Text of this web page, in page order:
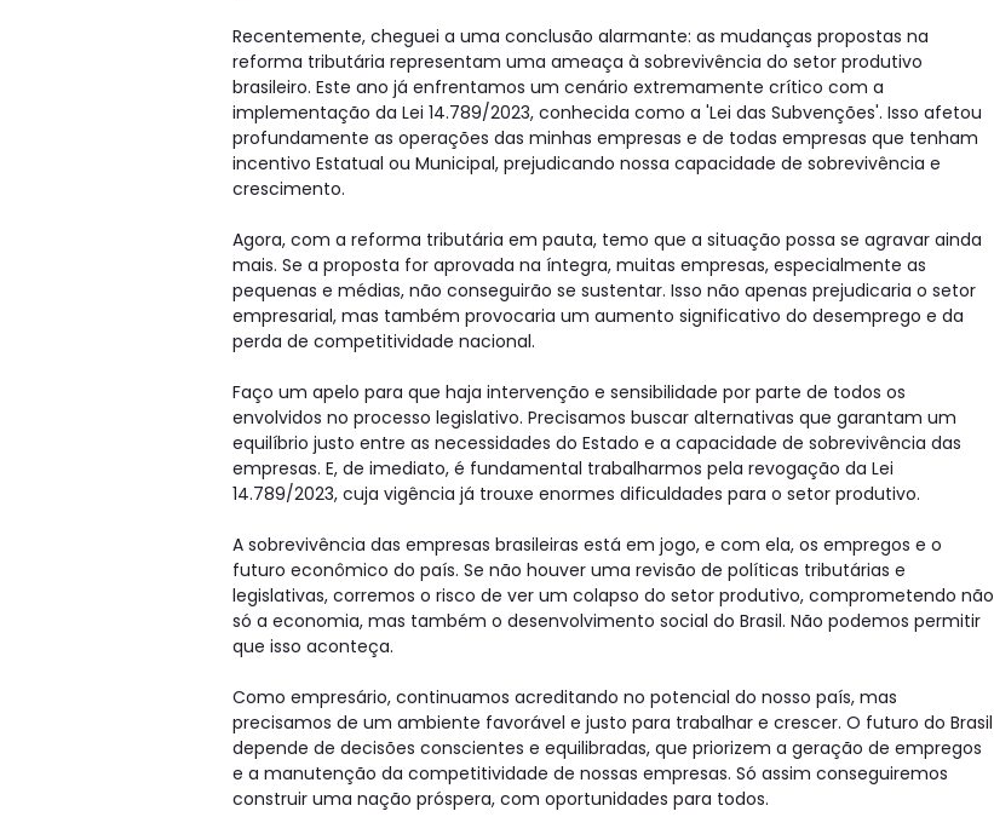
Recentemente, cheguei a uma conclusão alarmante: as mudanças propostas na
reforma tributária representam uma ameaça à sobrevivência do setor produtivo
brasileiro. Este ano já enfrentamos um cenário extremamente crítico com a
implementação da Lei 14.789/2023, conhecida como a 'Lei das Subvenções'. Isso afetou
profundamente as operações das minhas empresas e de todas empresas que tenham
incentivo Estatual ou Municipal, prejudicando nossa capacidade de sobrevivência e
crescimento.
Agora, com a reforma tributária em pauta, temo que a situação possa se agravar ainda
mais. Se a proposta for aprovada na íntegra, muitas empresas, especialmente as
pequenas e médias, não conseguirão se sustentar. Isso não apenas prejudicaria o setor
empresarial, mas também provocaria um aumento significativo do desemprego e da
perda de competitividade nacional.
Faço um apelo para que haja intervenção e sensibilidade por parte de todos os
envolvidos no processo legislativo. Precisamos buscar alternativas que garantam um
equilíbrio justo entre as necessidades do Estado e a capacidade de sobrevivência das
empresas. E, de imediato, é fundamental trabalharmos pela revogação da Lei
14.789/2023, cuja vigência já trouxe enormes dificuldades para o setor produtivo.
A sobrevivência das empresas brasileiras está em jogo, e com ela, os empregos e o
futuro econômico do país. Se não houver uma revisão de políticas tributárias e
legislativas, corremos o risco de ver um colapso do setor produtivo, comprometendo não
só a economia, mas também o desenvolvimento social do Brasil. Não podemos permitir
que isso aconteça.
Como empresário, continuamos acreditando no potencial do nosso país, mas
precisamos de um ambiente favorável e justo para trabalhar e crescer. O futuro do Brasil
depende de decisões conscientes e equilibradas, que priorizem a geração de empregos
e a manutenção da competitividade de nossas empresas. Só assim conseguiremos
construir uma nação próspera, com oportunidades para todos.